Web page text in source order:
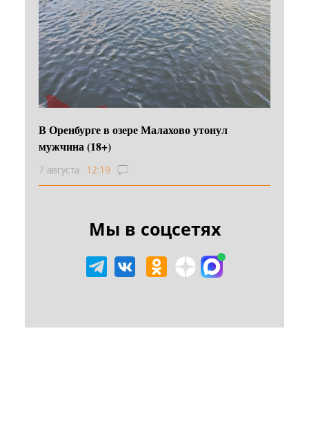
В Оренбурге в озере Малахово утонул
мужчина (18+)
7 августа 12:19
Мы в соцсетях